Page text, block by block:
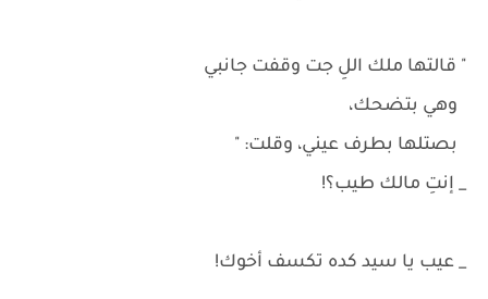
" قالتها ملك اللِ جت وقفت جانبي
وهي بتضحك،
بصتلها بطرف عيني، وقلت: "
_ إنتِ مالك طيب؟!
_ عيب يا سيد كده تكسف أخوك!